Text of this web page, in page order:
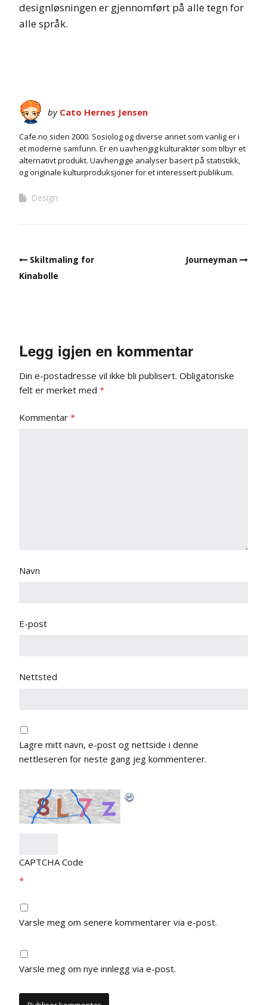
designløsningen er gjennomført på alle tegn for
alle språk.
by Cato Hernes Jensen
Cafe.no siden 2000. Sosiolog og diverse annet som vanlig er i
et moderne samfunn. Er en uavhengig kulturaktør som tilbyr et
alternativt produkt. Uavhengige analyser basert på statistikk,
og originale kulturproduksjoner for et interessert publikum.
Design
Post
navigation
Skiltmaling for
Kinabolle
Journeyman
Legg igjen en kommentar
Din e-postadresse vil ikke bli publisert. Obligatoriske
felt er merket med *
Kommentar *
Navn
E-post
Nettsted
Lagre mitt navn, e-post og nettside i denne
nettleseren for neste gang jeg kommenterer.
CAPTCHA Code
*
Varsle meg om senere kommentarer via e-post.
Varsle meg om nye innlegg via e-post.